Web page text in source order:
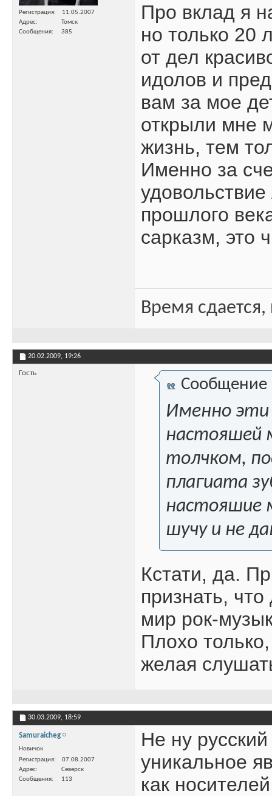
Регистрация
11.05.2007
Адрес
Томск
Сообщения
385
Про вклад я
но только 20
от дел
идолов и
вам за мое
открыли мне
жизнь, тем
Именно за
прошлого
сарказм, это
Время сдается,
20.02.2009, 19:26
Гость
Сообщение
Именно
настояшей
толчком,
плагиата
настояшие
шучу и не
Кстати, да.
признать,
мир рок-
Плохо
желая
30.03.2009, 18:59
Samuraicheg
Новичок
Регистрация
07.08.2007
Адрес
Северск
Сообщения
113
Не ну
уникальное
как